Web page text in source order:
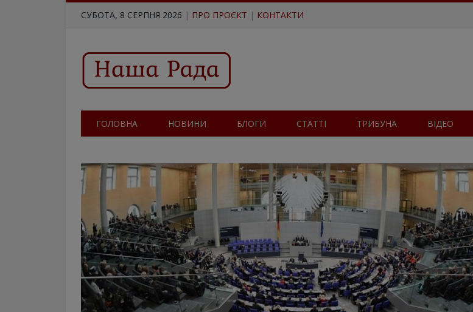
СУБОТА, 8 СЕРПНЯ 2026 | ПРО ПРОЄКТ | КОНТАКТИ
ГОЛОВНА НОВИНИ БЛОГИ СТАТТІ ТРИБУНА ВІДЕО